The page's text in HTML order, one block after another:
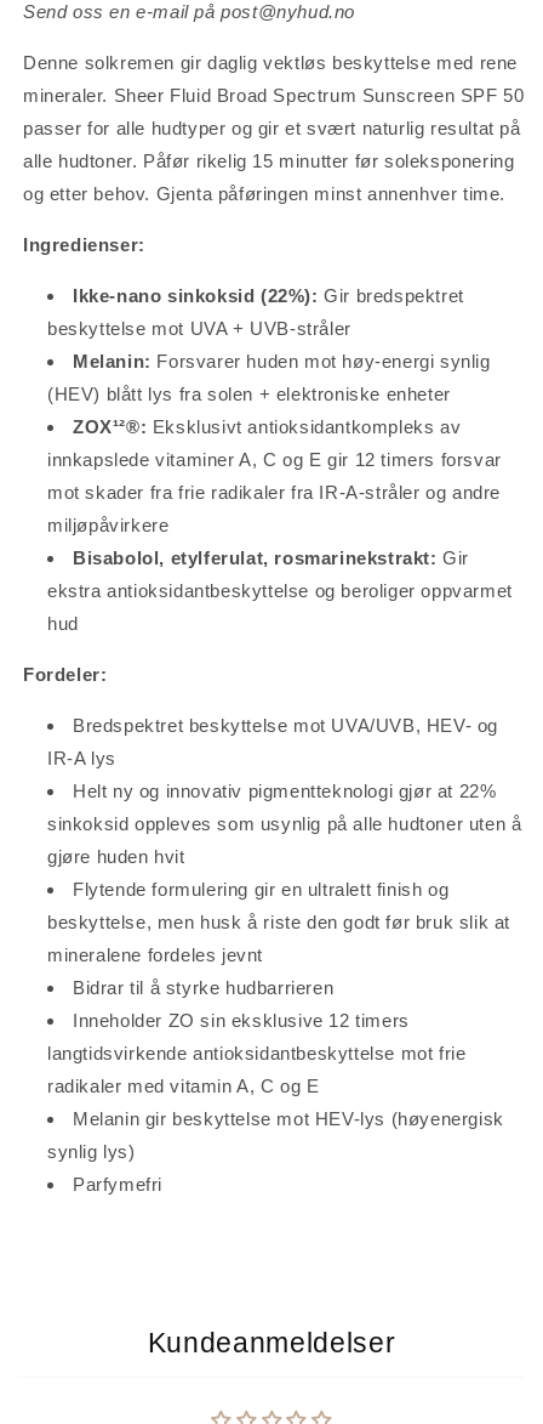
Send oss en e-mail på post@nyhud.no
Denne solkremen gir daglig vektløs beskyttelse med rene
mineraler. Sheer Fluid Broad Spectrum Sunscreen SPF 50
passer for alle hudtyper og gir et svært naturlig resultat på
alle hudtoner. Påfør rikelig 15 minutter før soleksponering
og etter behov. Gjenta påføringen minst annenhver time.
Ingredienser:
Ikke-nano sinkoksid (22%):Gir bredspektret
beskyttelse mot UVA + UVB-stråler
Melanin: Forsvarer huden mot høy-energi synlig
(HEV) blått lys fra solen + elektroniske enheter
ZOX¹²®: Eksklusivt antioksidantkompleks av
innkapslede vitaminer A, C og E gir 12 timers forsvar
mot skader fra frie radikaler fra IR-A-stråler og andre
miljøpåvirkere
Bisabolol, etylferulat, rosmarinekstrakt:Gir
ekstra antioksidantbeskyttelse og beroliger oppvarmet
hud
Fordeler:
Bredspektret beskyttelse mot UVA/UVB, HEV- og
IR-A lys
Helt ny og innovativ pigmentteknologi gjør at 22%
sinkoksid oppleves som usynlig på alle hudtoner uten å
gjøre huden hvit
Flytende formulering gir en ultralett finish og
beskyttelse, men husk å riste den godt før bruk slik at
mineralene fordeles jevnt
Bidrar til å styrke hudbarrieren
Inneholder ZO sin eksklusive 12 timers
langtidsvirkende antioksidantbeskyttelse mot frie
radikaler med vitamin A, C og E
Melanin gir beskyttelse mot HEV-lys (høyenergisk
synlig lys)
Parfymefri
Kundeanmeldelser